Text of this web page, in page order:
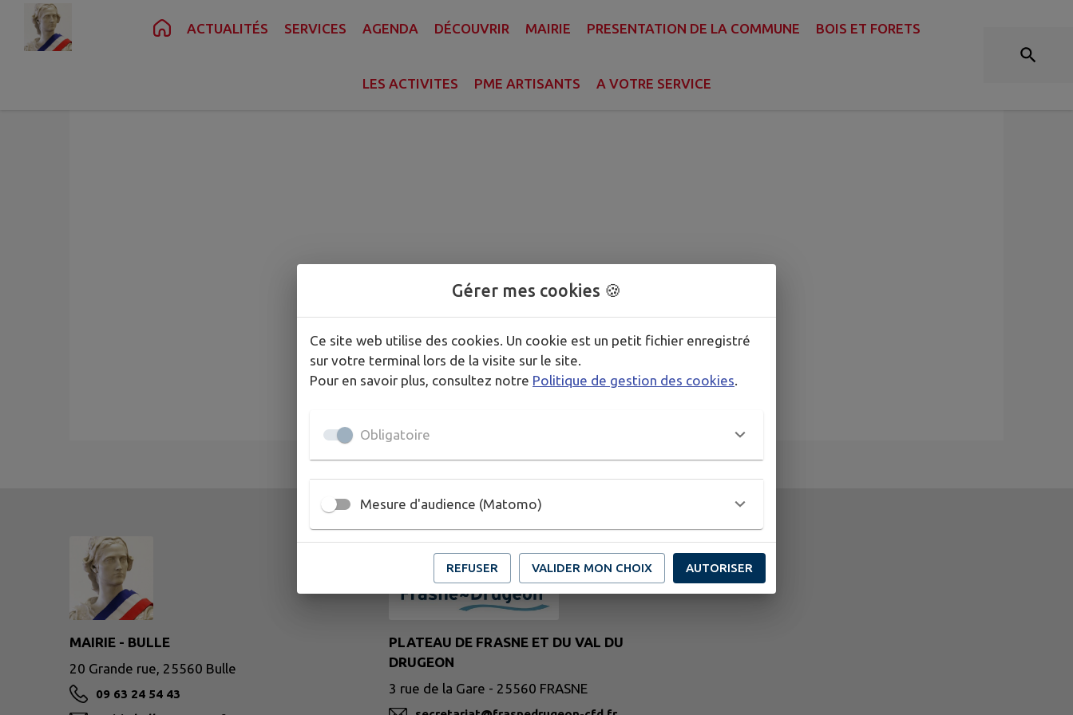
Contenu Recherche Pied de page
ACTUALITÉS SERVICES AGENDA DÉCOUVRIR MAIRIE PRESENTATION DE LA COMMUNE BOIS ET FORETS
LES ACTIVITES PME ARTISANTS A VOTRE SERVICE
MAIRIE - BULLE
20 Grande rue, 25560 Bulle
09 63 24 54 43
PLATEAU DE FRASNE ET DU VAL DU
DRUGEON
3 rue de la Gare - 25560 FRASNE
Gérer mes cookies 🍪
Ce site web utilise des cookies. Un cookie est un petit fichier enregistré
sur votre terminal lors de la visite sur le site.
Pour en savoir plus, consultez notre Politique de gestion des cookies
Obligatoire
Mesure d'audience (Matomo)
REFUSER VALIDER MON CHOIX AUTORISER